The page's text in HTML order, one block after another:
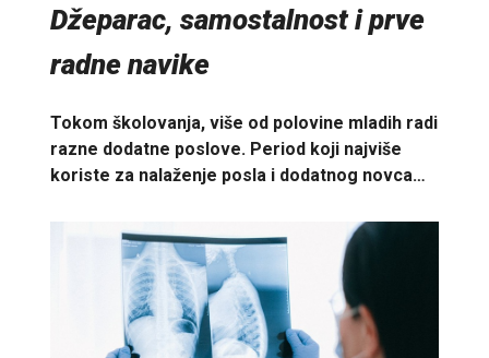
Džeparac, samostalnost i prve
radne navike
Tokom školovanja, više od polovine mladih radi
razne dodatne poslove. Period koji najviše
koriste za nalaženje posla i dodatnog novca…